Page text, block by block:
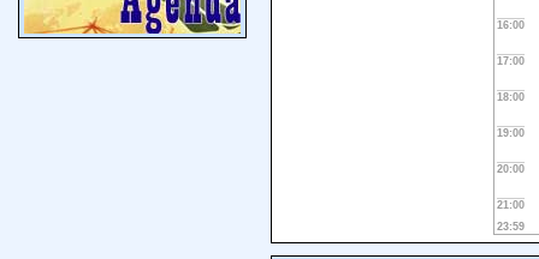
16:00
17:00
18:00
19:00
20:00
21:00
23:59